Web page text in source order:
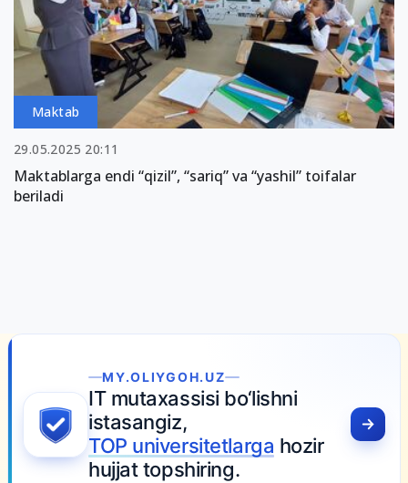
Maktab
29.05.2025 20:11
Maktablarga endi “qizil”, “sariq” va “yashil” toifalar
beriladi
MY.OLIYGOH.UZ
IT mutaxassisi bo‘lishni
istasangiz,
TOP universitetlarga hozir
hujjat topshiring.